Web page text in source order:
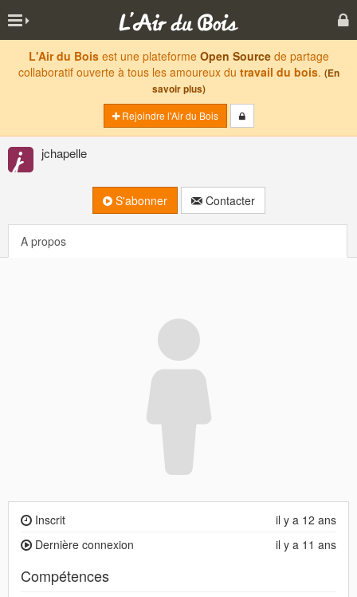
L'Air du Boisest une plateforme Open Sourcede partage
collaboratif ouverte à tous les amoureux du travail du bois. (En
savoir plus)
Rejoindre l'Air du Bois
jchapelle
S'abonner Contacter
A propos
il y a 12 ans
Inscrit
il y a 11 ans
Dernière connexion
Compétences